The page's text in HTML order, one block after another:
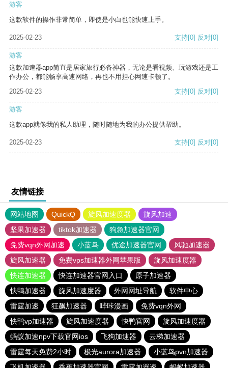
游客
这款软件的操作非常简单，即使是小白也能快速上手。
2025-02-23 支持[0] 反对[0]
游客
这款加速器app简直是居家旅行必备神器，无论是看视频、玩游戏还是工
作办公，都能畅享高速网络，再也不用担心网速卡顿了。
2025-02-23
支持[0] 反对[0]
游客
这款app就像我的私人助理，随时随地为我的办公提供帮助。
2025-02-23 支持[0] 反对[0]
友情链接
网站地图 QuickQ 旋风加速度器
旋风加速
坚果加速器
tiktok加速器
狗急加速器官网
免费vqn外网加速
小蓝鸟 优途加速器官网
风驰加速器
旋风加速器
免费vps加速器外网苹果版
旋风加速度器
快连加速器
快连加速器官网入口
原子加速器
快鸭加速器
旋风加速度器 外网网址导航
软件中心
雷霆加速
狂飙加速器 哔咔漫画
免费vqn外网
快鸭vp加速器
旋风加速度器 快鸭官网
旋风加速度器
蚂蚁加速npv下载官网ios
飞狗加速器
云梯加速器
雷霆每天免费2小时
极光aurora加速器
小蓝鸟pvn加速器